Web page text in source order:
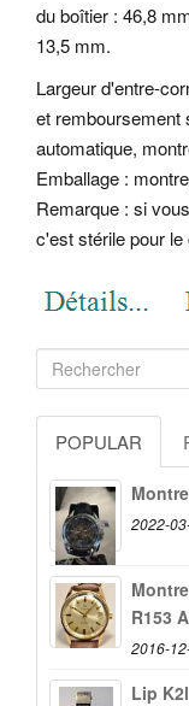
du boîtier : 46,8
13,5 mm.
Largeur d'entre-
et remboursement
automatique,
Emballage :
Remarque : si
c'est stérile pour le
POPULAR
2022-
R153
2016-
Lip